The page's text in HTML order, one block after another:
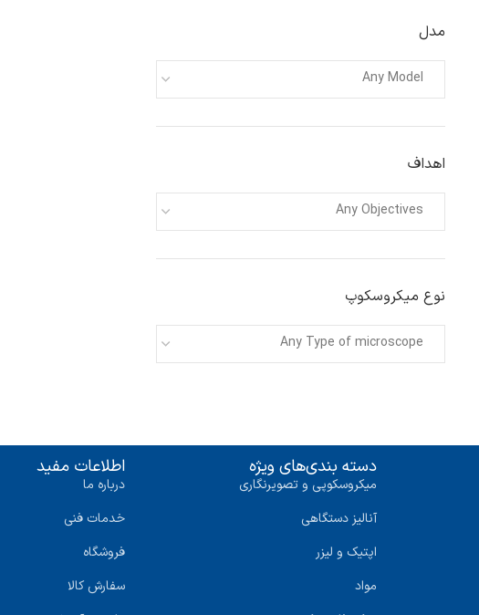
مدل
Any Model
اهداف
Any Objectives
نوع میکروسکوپ
Any Type of microscope
دسته بندی‌های ویژه
میکروسکوپی و تصویرنگاری
آنالیز دستگاهی
اپتیک و لیزر
مواد
اطلاعات مفید
درباره ما
خدمات فنی
فروشگاه
سفارش کالا